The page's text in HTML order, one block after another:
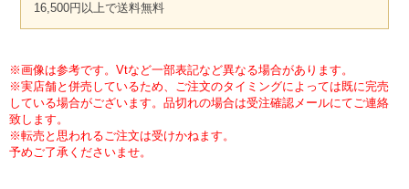
16,500円以上で送料無料
※画像は参考です。Vtなど一部表記など異なる場合があります。
※実店舗と併売しているため、ご注文のタイミングによっては既に完売
している場合がございます。品切れの場合は受注確認メールにてご連絡
致します。
※転売と思われるご注文は受けかねます。
予めご了承くださいませ。